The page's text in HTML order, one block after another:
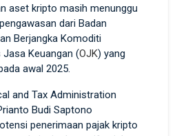
aset kripto masih menunggu
dari Badan
Berjangka Komoditi
Keuangan (OJK) yang
awal 2025.
and Tax Administration
Budi Saptono
penerimaan pajak kripto